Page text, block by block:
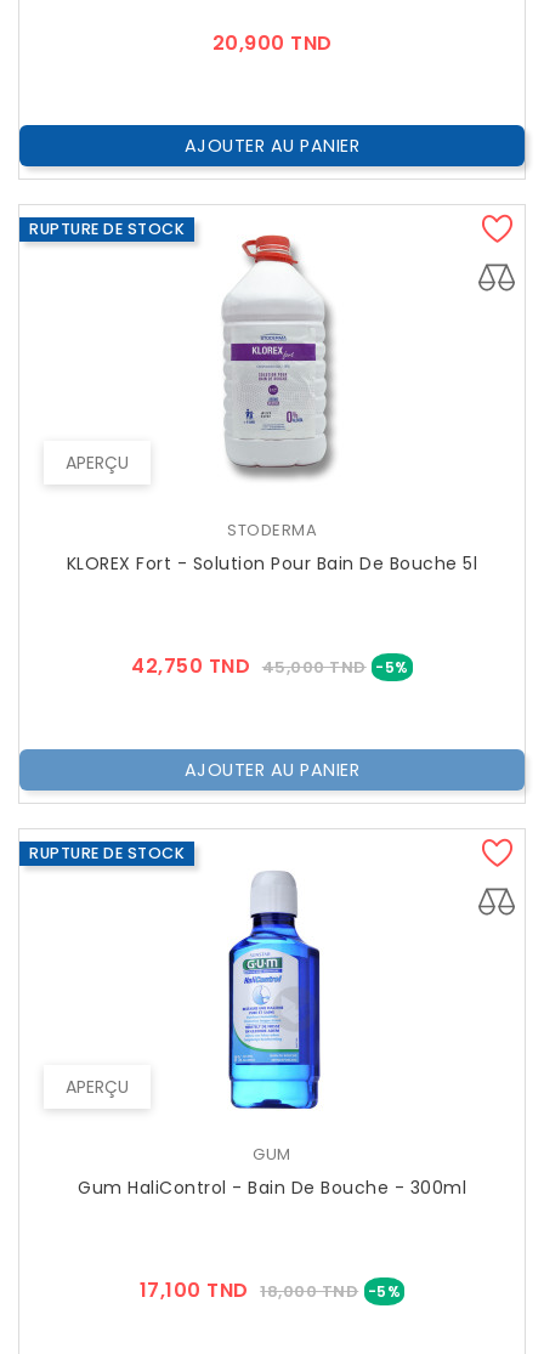
20,900 TND
AJOUTER AU PANIER
APERÇU
RUPTURE DE STOCK
STODERMA
KLOREX Fort - Solution Pour Bain De Bouche 5l
42,750 TND Prix
45,000 TND -5% Prix
AJOUTER AU PANIER
APERÇU
RUPTURE DE STOCK
GUM
Gum HaliControl - Bain De Bouche - 300ml
17,100 TND Prix
18,000 TND -5%Prix